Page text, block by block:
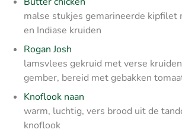
malse stukjes gemarineerde kipfilet
en Indiase kruiden
Rogan Josh
lamsvlees gekruid met verse
gember, bereid met gebakken
Knoflook naan
warm, luchtig, vers brood uit de
knoflook